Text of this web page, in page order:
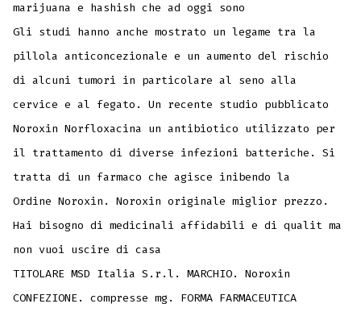
marijuana e hashish che ad oggi sono
Gli studi hanno anche mostrato un legame tra la
pillola anticoncezionale e un aumento del rischio
di alcuni tumori in particolare al seno alla
cervice e al fegato. Un recente studio pubblicato
Noroxin Norfloxacina un antibiotico utilizzato per
il trattamento di diverse infezioni batteriche. Si
tratta di un farmaco che agisce inibendo la
Ordine Noroxin. Noroxin originale miglior prezzo.
Hai bisogno di medicinali affidabili e di qualit ma
non vuoi uscire di casa
TITOLARE MSD Italia S.r.l. MARCHIO. Noroxin
CONFEZIONE. compresse mg. FORMA FARMACEUTICA